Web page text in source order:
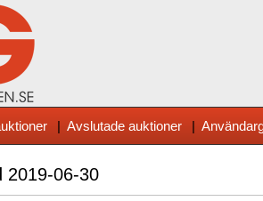
| Avslutade auktioner |
2019-06-30